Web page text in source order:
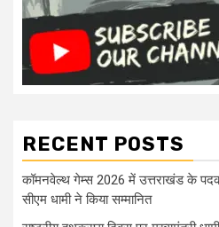
RECENT POSTS
कॉमनवेल्थ गेम्स 2026 में उत्तराखंड के
सीएम धामी ने किया सम्मानित